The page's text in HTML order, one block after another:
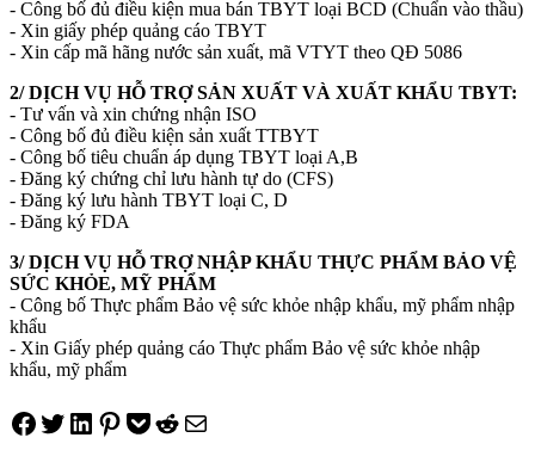
- Công bố đủ điều kiện mua bán TBYT loại BCD (Chuẩn vào thầu)
- Xin giấy phép quảng cáo TBYT
- Xin cấp mã hãng nước sản xuất, mã VTYT theo QĐ 5086
2/ DỊCH VỤ HỖ TRỢ SẢN XUẤT VÀ XUẤT KHẨU TBYT:
- Tư vấn và xin chứng nhận ISO
- Công bố đủ điều kiện sản xuất TTBYT
- Công bố tiêu chuẩn áp dụng TBYT loại A,B
- Đăng ký chứng chỉ lưu hành tự do (CFS)
- Đăng ký lưu hành TBYT loại C, D
- Đăng ký FDA
3/ DỊCH VỤ HỖ TRỢ NHẬP KHẨU THỰC PHẨM BẢO VỆ
SỨC KHỎE, MỸ PHẨM
- Công bố Thực phẩm Bảo vệ sức khỏe nhập khẩu, mỹ phẩm nhập
khẩu
- Xin Giấy phép quảng cáo Thực phẩm Bảo vệ sức khỏe nhập
khẩu, mỹ phẩm
Share on Facebook
Tweet on Twitter
Share on LinkedIn
Pin on Pinterest
Save to pocket
Share on Reddit
Share via Email